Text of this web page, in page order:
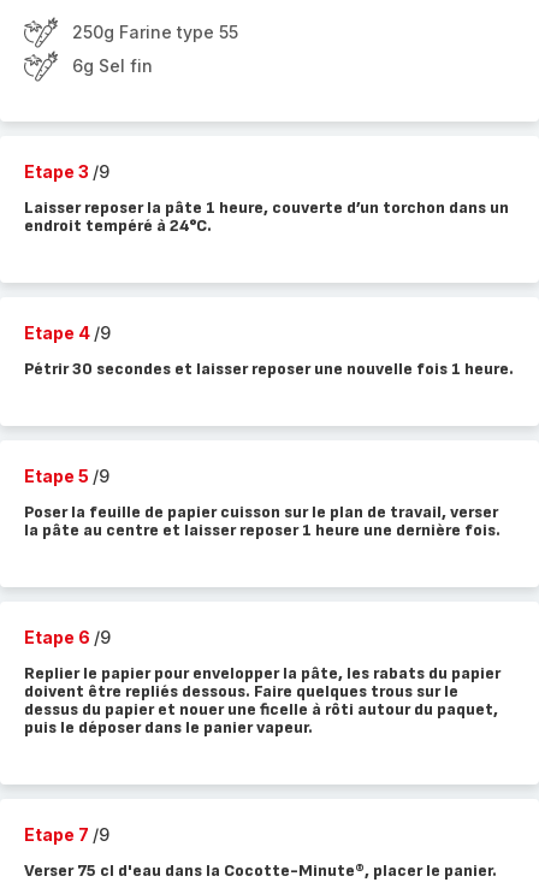
250g Farine type 55
6g Sel fin
Etape 3 /9
Laisser reposer la pâte 1 heure, couverte d’un torchon dans un
endroit tempéré à 24°C.
Etape 4 /9
Pétrir 30 secondes et laisser reposer une nouvelle fois 1 heure.
Etape 5 /9
Poser la feuille de papier cuisson sur le plan de travail, verser
la pâte au centre et laisser reposer 1 heure une dernière fois.
Etape 6 /9
Replier le papier pour envelopper la pâte, les rabats du papier
doivent être repliés dessous. Faire quelques trous sur le
dessus du papier et nouer une ficelle à rôti autour du paquet,
puis le déposer dans le panier vapeur.
Etape 7 /9
Verser 75 cl d'eau dans la Cocotte-Minute®, placer le panier.